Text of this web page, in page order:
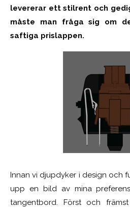
levererar ett stilrent och
måste man fråga sig om
saftiga prislappen.
Innan vi djupdyker i design och
upp en bild av mina
tangentbord. Först och